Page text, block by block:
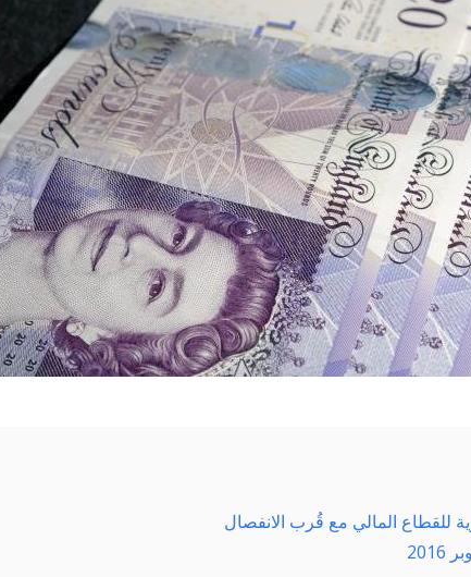
للقطاع المالي مع قُرب الانفصال